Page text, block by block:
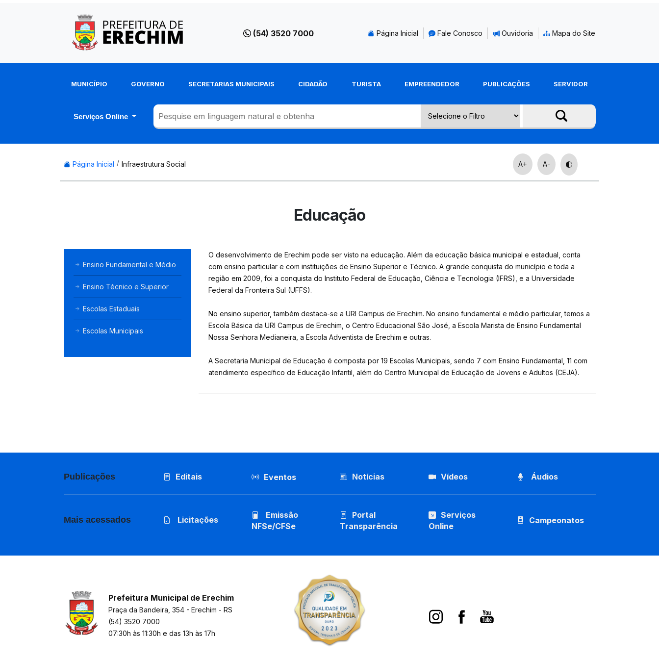
(54) 3520 7000 Página Inicial Fale Conosco Ouvidoria Mapa do Site
MUNICÍPIO GOVERNO SECRETARIAS MUNICIPAIS CIDADÃO TURISTA EMPREENDEDOR PUBLICAÇÕES SERVIDOR
Serviços Online
Página Inicial Infraestrutura Social A+ A-
Educação
Ensino Fundamental e Médio
Ensino Técnico e Superior
Escolas Estaduais
Escolas Municipais
O desenvolvimento de Erechim pode ser visto na educação. Além da educação básica municipal e estadual, conta
com ensino particular e com instituições de Ensino Superior e Técnico. A grande conquista do município e toda a
região em 2009, foi a conquista do Instituto Federal de Educação, Ciência e Tecnologia (IFRS), e a Universidade
Federal da Fronteira Sul (UFFS).
No ensino superior, também destaca-se a URI Campus de Erechim. No ensino fundamental e médio particular, temos a
Escola Básica da URI Campus de Erechim, o Centro Educacional São José, a Escola Marista de Ensino Fundamental
Nossa Senhora Medianeira, a Escola Adventista de Erechim e outras.
A Secretaria Municipal de Educação é composta por 19 Escolas Municipais, sendo 7 com Ensino Fundamental, 11 com
atendimento específico de Educação Infantil, além do Centro Municipal de Educação de Jovens e Adultos (CEJA).
Publicações Editais Eventos Notícias Vídeos Áudios
Mais acessados Licitações
Emissão
NFSe/CFSe
Portal
Transparência
Serviços
Online
Campeonatos
Prefeitura Municipal de Erechim
Praça da Bandeira, 354 - Erechim - RS
(54) 3520 7000
07:30h às 11:30h e das 13h às 17h